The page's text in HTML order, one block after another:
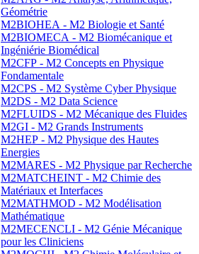
Géométrie
M2BIOHEA - M2 Biologie et Santé
M2BIOMECA - M2 Biomécanique et
Ingéniérie Biomédical
M2CFP - M2 Concepts en Physique
Fondamentale
M2CPS - M2 Système Cyber Physique
M2DS - M2 Data Science
M2FLUIDS - M2 Mécanique des Fluides
M2GI - M2 Grands Instruments
M2HEP - M2 Physique des Hautes
Energies
M2MARES - M2 Physique par Recherche
M2MATCHEINT - M2 Chimie des
Matériaux et Interfaces
M2MATHMOD - M2 Modélisation
Mathématique
M2MECENCLI - M2 Génie Mécanique
pour les Cliniciens